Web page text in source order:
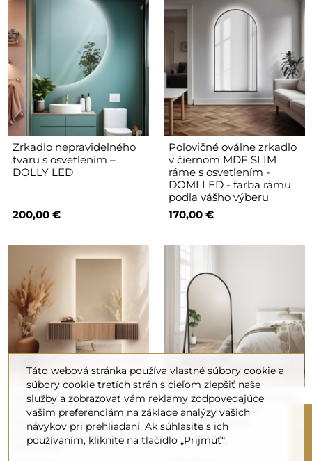
Zrkadlo nepravidelného
tvaru s osvetlením –
DOLLY LED
200,00 €
Polovičné oválne zrkadlo
v čiernom MDF SLIM
ráme s osvetlením -
DOMI LED - farba rámu
podľa vášho výberu
170,00 €
Zrkadlo na mieru
obdĺžnikové v dvoch
častiach k toaletnému
stolíku s podsvietením -
AGIS LED
Poloválné stojace zrkadlo
v ráme MDF SLIM -
DOMI STOJACE
Táto webová stránka používa vlastné súbory cookie a
súbory cookie tretích strán s cieľom zlepšiť naše
služby a zobrazovať vám reklamy zodpovedajúce
vašim preferenciám na základe analýzy vašich
návykov pri prehliadaní. Ak súhlasíte s ich
používaním, kliknite na tlačidlo „Prijmúť“.